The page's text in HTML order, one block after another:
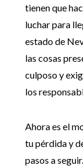
tienen que
luchar para
estado de
las cosas
culposo y
los
Ahora es el
tu pérdida y
pasos a